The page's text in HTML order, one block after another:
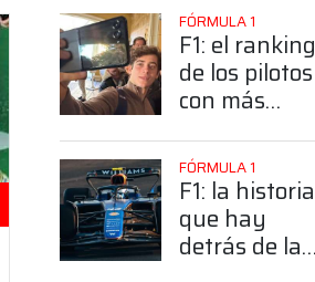
FÓRMULA 1
F1: el ranking
de los pilotos
con más
sorprendente
posición de
Colapinto
FÓRMULA 1
F1: la historia
que hay
detrás de la